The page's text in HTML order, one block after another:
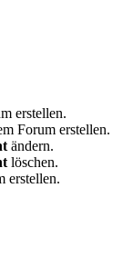
erstellen.
Forum erstellen.
ändern.
löschen.
erstellen.